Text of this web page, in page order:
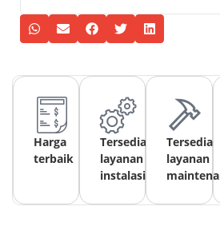
Harga
terbaik
Tersedia
layanan
instalasi
Tersedia
layanan